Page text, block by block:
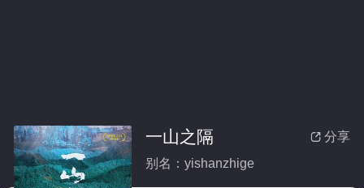
 分享
一山之隔
别名：yishanzhige